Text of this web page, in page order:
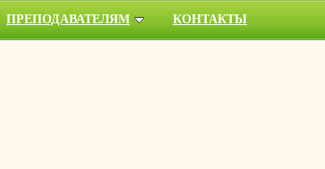
ПРЕПОДАВАТЕЛЯМ КОНТАКТЫ